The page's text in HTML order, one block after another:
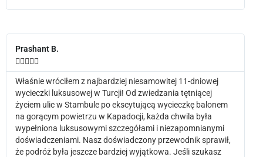
Prashant B.

Właśnie wróciłem z najbardziej niesamowitej 11-dniowej
wycieczki luksusowej w Turcji! Od zwiedzania tętniącej
życiem ulic w Stambule po ekscytującą wycieczkę balonem
na gorącym powietrzu w Kapadocji, każda chwila była
wypełniona luksusowymi szczegółami i niezapomnianymi
doświadczeniami. Nasz doświadczony przewodnik sprawił,
że podróż była jeszcze bardziej wyjątkowa. Jeśli szukasz